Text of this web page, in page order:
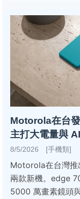
Motorola在台
主打大電量與
8/5/2026 [手機類]
Motorola在台灣
兩款新機。edge
5000 萬畫素鏡頭